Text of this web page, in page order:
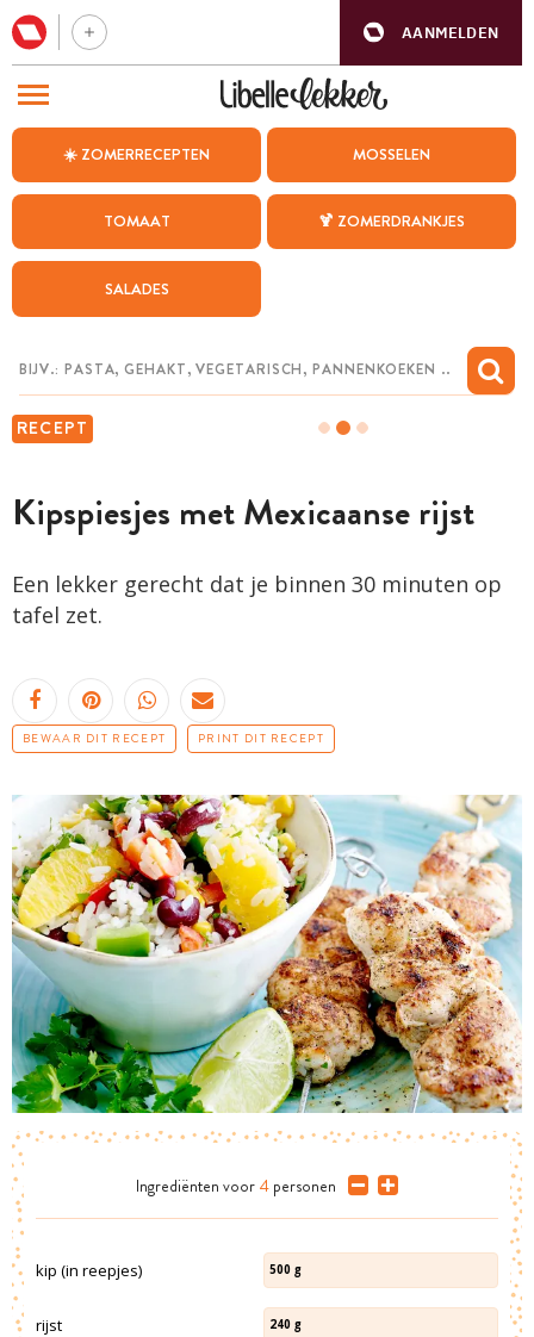
AANMELDEN
☀️ ZOMERRECEPTEN MOSSELEN
TOMAAT 🍹 ZOMERDRANKJES
SALADES
RECEPT
Kipspiesjes met Mexicaanse rijst
Een lekker gerecht dat je binnen 30 minuten op
tafel zet.
BEWAAR DIT RECEPT PRINT DIT RECEPT
Ingrediënten voor 4 personen
kip (in reepjes) 500 g
rijst 240 g
BEZOEK ONZE ANDERE WEBSITES
WEEKMENU
CHAT MET MAIA
MIJN BEWAARDE RECEPTEN